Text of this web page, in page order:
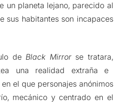
un planeta lejano, parecido al
sus habitantes son incapaces
de Black Mirrorse tratara,
una realidad extraña e
el que personajes anónimos
mecánico y centrado en el